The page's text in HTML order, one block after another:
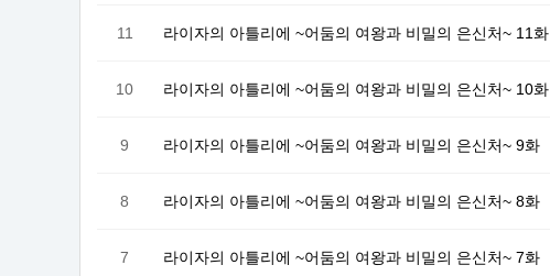
11 라이자의 아틀리에 ~어둠의 여왕과 비밀의 은신처~ 11화
10 라이자의 아틀리에 ~어둠의 여왕과 비밀의 은신처~ 10화
9 라이자의 아틀리에 ~어둠의 여왕과 비밀의 은신처~ 9화
8 라이자의 아틀리에 ~어둠의 여왕과 비밀의 은신처~ 8화
7 라이자의 아틀리에 ~어둠의 여왕과 비밀의 은신처~ 7화